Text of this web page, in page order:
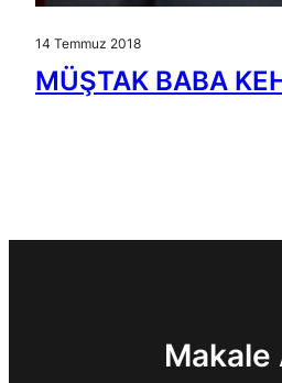
14 Temmuz 2018
MÜŞTAK BABA
Makale